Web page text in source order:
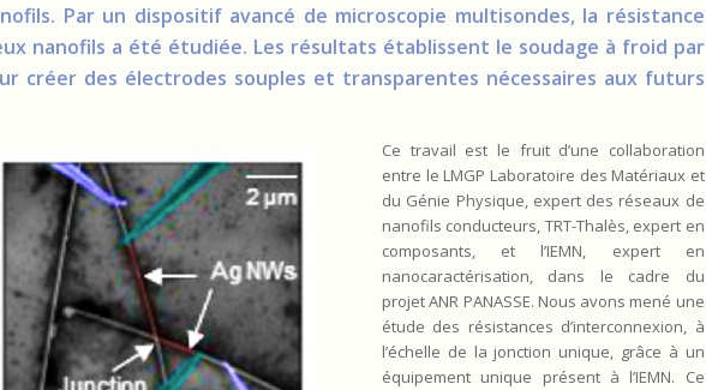
Par un dispositif avancé de microscopie multisondes, la résistance
nanofils a été étudiée. Les résultats établissent le soudage à froid par
créer des électrodes souples et transparentes nécessaires aux futurs
Ce travail est le fruit d’une collaboration
entre le LMGP Laboratoire des Matériaux et
du Génie Physique, expert des réseaux de
nanofils conducteurs, TRT-Thalès, expert en
composants, et l’IEMN, expert en
nanocaractérisation, dans le cadre du
projet ANR PANASSE. Nous avons mené une
étude des résistances d’interconnexion, à
l’échelle de la jonction unique, grâce à un
équipement unique présent à l’IEMN. Ce